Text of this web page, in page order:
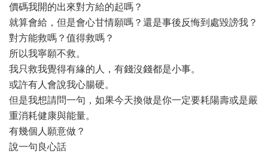
價碼我開的出來對方給的起嗎？
就算會給，但是會心甘情願嗎？還是事後反悔到處毀謗我？
對方能救嗎？值得救嗎？
所以我寧願不救。
我只救我覺得有緣的人，有錢沒錢都是小事。
或許有人會說我心腸硬。
但是我想請問一句，如果今天換做是你一定要耗陽壽或是嚴
重消耗健康與能量。
有幾個人願意做？
說一句良心話